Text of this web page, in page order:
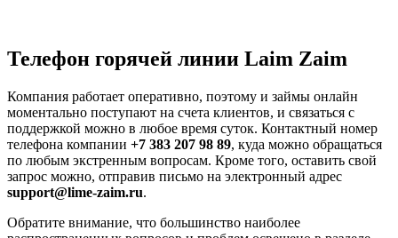
Телефон горячей линии Laim Zaim
Компания работает оперативно, поэтому и займы онлайн
моментально поступают на счета клиентов, и связаться с
поддержкой можно в любое время суток. Контактный номер
телефона компании +7 383 207 98 89, куда можно обращаться
по любым экстренным вопросам. Кроме того, оставить свой
запрос можно, отправив письмо на электронный адрес
support@lime-zaim.ru.
Обратите внимание, что большинство наиболее